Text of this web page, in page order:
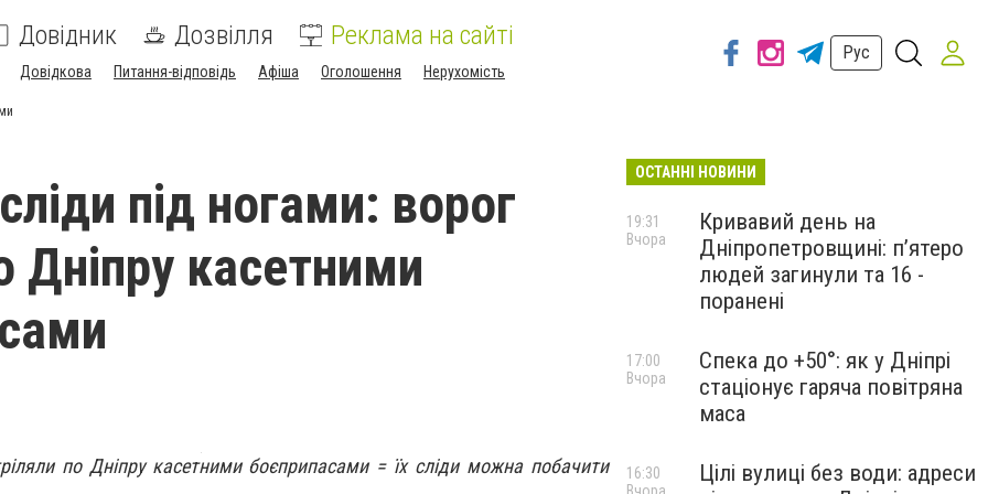
Довідник Дозвілля Реклама на сайті
Довідкова Питання-відповідь Афіша Оголошення Нерухомість
Рус
під ногами: ворог
Дніпру касетними
по Дніпру касетними боєприпасами = їх сліди можна побачити
ОСТАННІ НОВИНИ
Кривавий день на
Дніпропетровщині: п’ятеро
людей загинули та 16 -
поранені
19:31
Вчора
Спека до +50°: як у Дніпрі
стаціонує гаряча повітряна
маса
17:00
Вчора
Цілі вулиці без води: адреси
16:30